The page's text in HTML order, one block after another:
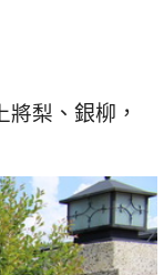
上將梨 、銀柳，